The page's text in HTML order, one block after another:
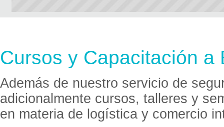
Cursos y Capacitación a
Además de nuestro servicio de
adicionalmente cursos, talleres y
en materia de logística y comercio